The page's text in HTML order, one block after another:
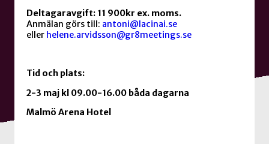
Deltagaravgift: 11 900kr ex. moms.
Anmälan görs till: antoni@lacinai.se
eller helene.arvidsson@gr8meetings.se
Tid och plats:
2-3 maj kl 09.00-16.00 båda dagarna
Malmö Arena Hotel